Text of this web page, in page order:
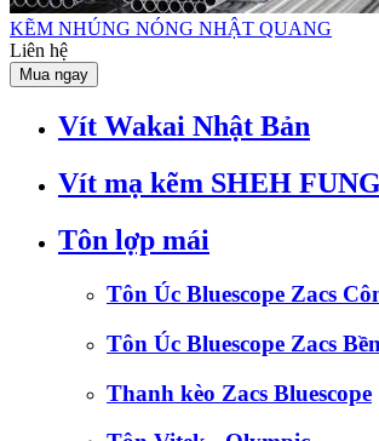
KẼM NHÚNG NÓNG NHẬT QUANG
Liên hệ
Mua ngay
Vít Wakai Nhật Bản
Vít mạ kẽm SHEH
Tôn lợp mái
Tôn Úc Bluescope Zacs
Tôn Úc Bluescope Zacs
Thanh kèo Zacs Bluescope